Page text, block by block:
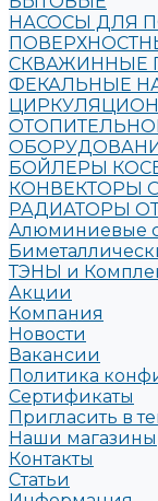
НАСОСЫ ДЛЯ
СКВАЖИННЫЕ
ФЕКАЛЬНЫЕ
БОЙЛЕРЫ
КОНВЕКТОРЫ
РАДИАТОРЫ
Алюминиевые
ТЭНЫ и
Акции
Компания
Новости
Вакансии
Политика
Сертификаты
Пригласить в
Наши магазины
Контакты
Статьи